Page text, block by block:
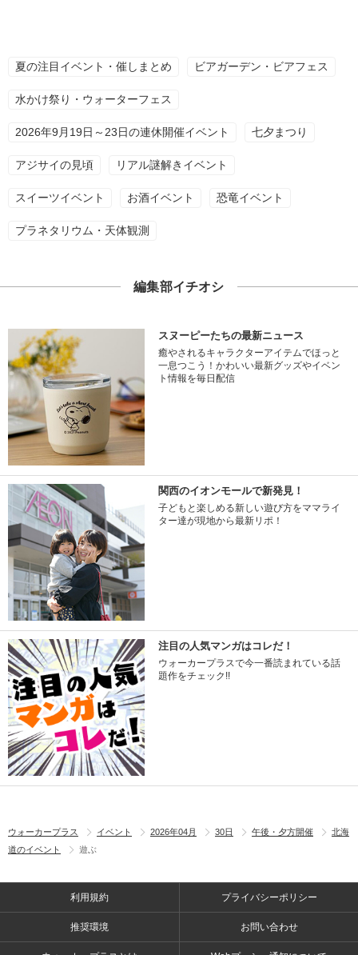
夏の注目イベント・催しまとめ ビアガーデン・ビアフェス
水かけ祭り・ウォーターフェス
2026年9月19日～23日の連休開催イベント 七夕まつり
アジサイの見頃 リアル謎解きイベント
スイーツイベント お酒イベント 恐竜イベント
プラネタリウム・天体観測
編集部イチオシ
スヌーピーたちの最新ニュース
癒やされるキャラクターアイテムでほっと
一息つこう！かわいい最新グッズやイベン
ト情報を毎日配信
関西のイオンモールで新発見！
子どもと楽しめる新しい遊び方をママライ
ター達が現地から最新リポ！
注目の人気マンガはコレだ！
ウォーカープラスで今一番読まれている話
題作をチェック!!
ウォーカープラス イベント 2026年04月 30日 午後・夕方開催
北海
道のイベント
遊ぶ
利用規約 プライバシーポリシー
推奨環境 お問い合わせ